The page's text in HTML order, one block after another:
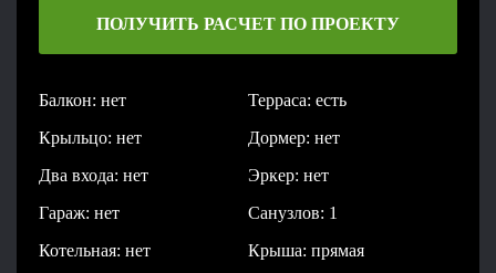
ПОЛУЧИТЬ РАСЧЕТ ПО ПРОЕКТУ
Балкон: нет
Терраса: есть
Крыльцо: нет
Дормер: нет
Два входа: нет
Эркер: нет
Гараж: нет
Санузлов: 1
Котельная: нет
Крыша: прямая